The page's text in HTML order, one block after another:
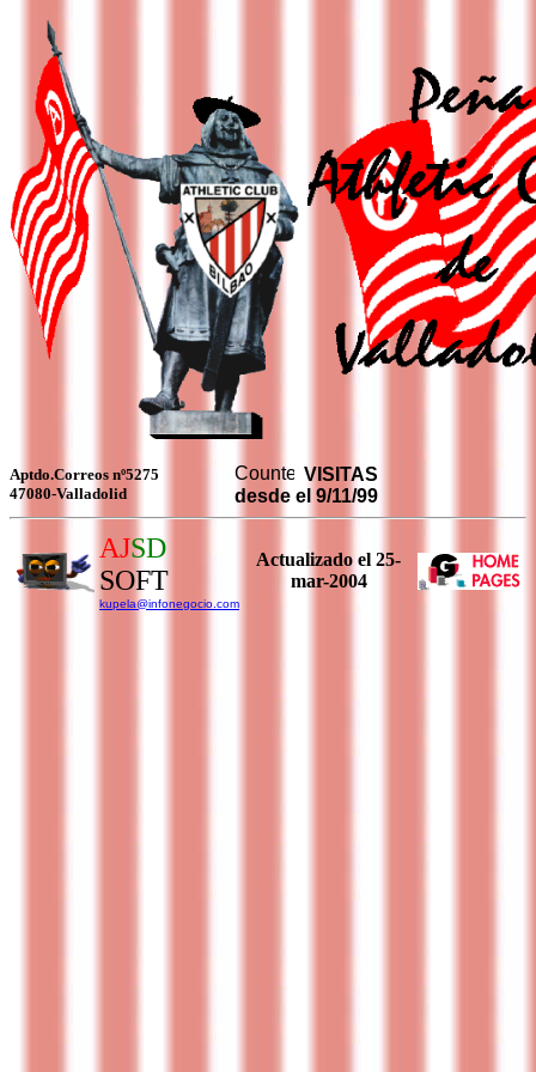
Aptdo.Correos nº5275
47080-Valladolid
VISITAS
desde el 9/11/99
AJSD
SOFT
kupela@infonegocio.com
Actualizado el 25-
mar-2004